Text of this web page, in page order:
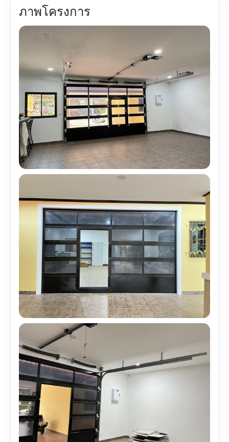
ภาพโครงการ